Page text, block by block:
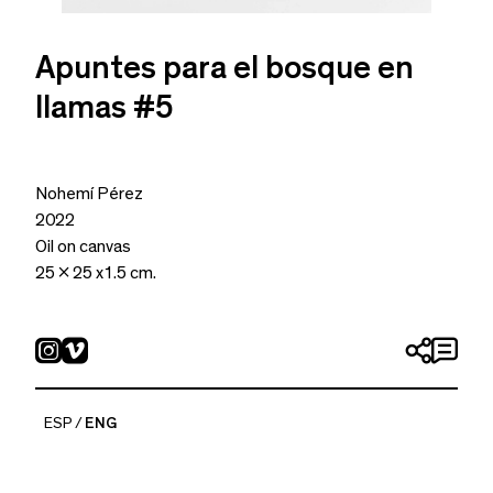
Apuntes para el bosque en
llamas #5
Nohemí Pérez
2022
Oil on canvas
25 x 25 x1.5 cm.
ESP ENG